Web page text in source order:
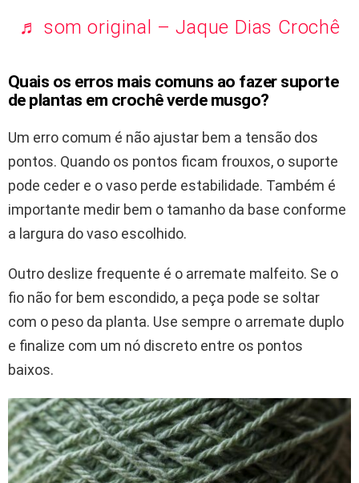
♬ som original – Jaque Dias Crochê
Quais os erros mais comuns ao fazer suporte
de plantas em crochê verde musgo?
Um erro comum é não ajustar bem a tensão dos
pontos. Quando os pontos ficam frouxos, o suporte
pode ceder e o vaso perde estabilidade. Também é
importante medir bem o tamanho da base conforme
a largura do vaso escolhido.
Outro deslize frequente é o arremate malfeito. Se o
fio não for bem escondido, a peça pode se soltar
com o peso da planta. Use sempre o arremate duplo
e finalize com um nó discreto entre os pontos
baixos.